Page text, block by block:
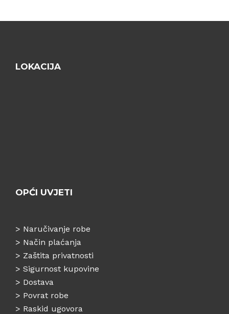
LOKACIJA
OPĆI UVJETI
> Naručivanje robe
> Način plaćanja
> Zaštita privatnosti
> Sigurnost kupovine
> Dostava
> Povrat robe
> Raskid ugovora